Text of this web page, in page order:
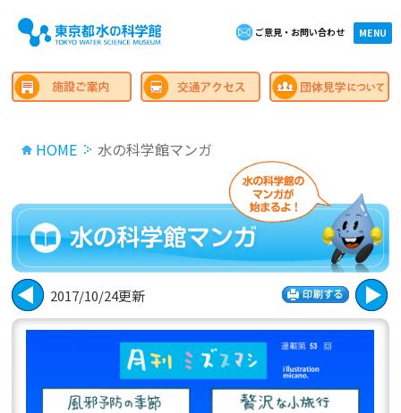
ご意見・お問い合わせ MENU
×close
HOME 水の科学館マンガ
2017/10/24更新